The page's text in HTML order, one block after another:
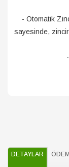
- Otomatik
sayesinde,
DETAYLAR